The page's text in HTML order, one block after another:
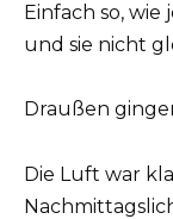
Einfach so,
und sie nicht
Draußen
Die Luft war